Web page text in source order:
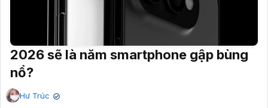
2026 sẽ là năm smartphone gập bùng
nổ?
Hư Trúc ✔